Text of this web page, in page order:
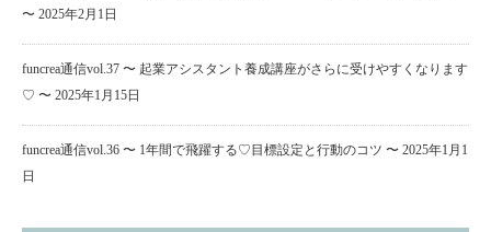
〜 2025年2月1日
funcrea通信vol.37 〜 起業アシスタント養成講座がさらに受けやすくなります
♡ 〜 2025年1月15日
funcrea通信vol.36 〜 1年間で飛躍する♡目標設定と行動のコツ 〜 2025年1月1
日